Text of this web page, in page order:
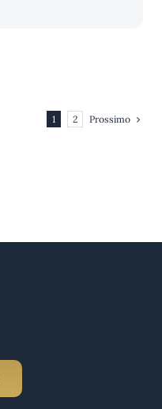
1 2 Prossimo